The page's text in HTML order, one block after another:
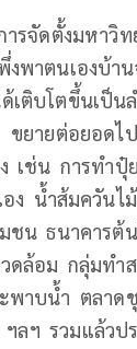
รจัดตั้งมหาวิ
พาตนเองบ้าน
เติบโตขึ้นเป็น
ยายต่อยอดไ
เช่น การทำ
ง น้ำส้มควันไ
ชน ธนาคารต้
ดล้อม กลุ่มทำ
พาบน้ำ ตลาด
ฯลฯ รวมแล้ว